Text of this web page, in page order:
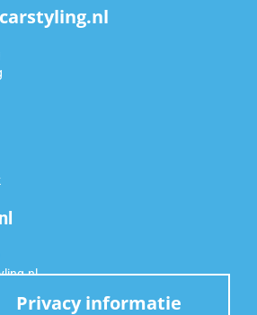
Privacy informatie